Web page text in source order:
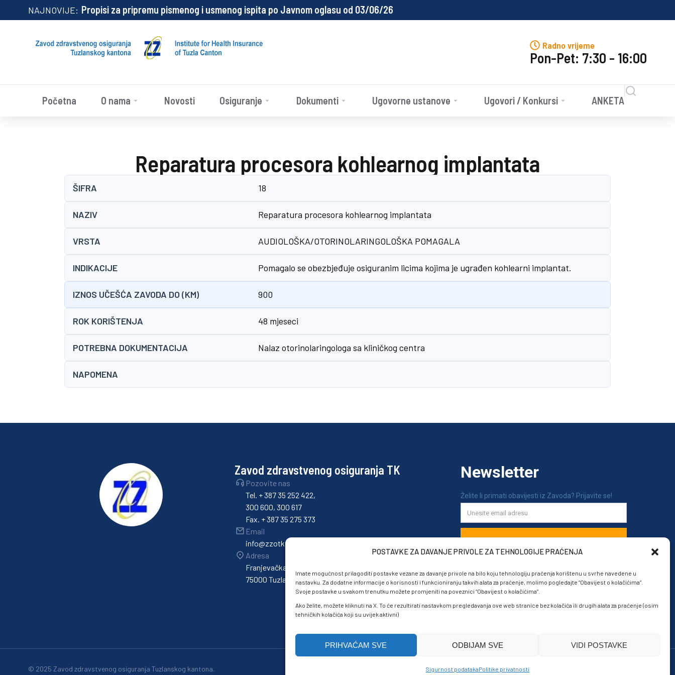
POSTAVKE ZA DAVANJE PRIVOLE ZA TEHNOLOGIJE PRAĆENJA
Imate mogućnost prilagoditi postavke vezane za davanje privole na bilo koju tehnologiju praćenja korištenu u svrhe navedene u
nastavku. Za dodatne informacije o korisnosti i funkcioniranju takvih alata za praćenje, molimo pogledajte “Obavijest o kolačićima”.
Svoje postavke u svakom trenutku možete promjeniti na poveznici “Obavijest o kolačićima”.
Ako želite, možete kliknuti na X. To će rezultirati nastavkom pregledavanja ove web stranice bez kolačića ili drugih alata za praćenje (osim
tehničkih kolačića koji su uvijek aktivni)
PRIHVAĆAM SVE ODBIJAM SVE VIDI POSTAVKE
Sigurnost podatakaPolitike privatnosti
NAJNOVIJE: Propisi za pripremu pismenog i usmenog ispita po Javnom oglasu od 03/06/26
Radno vrijeme
Pon-Pet: 7:30 - 16:00
Početna O nama Novosti Osiguranje Dokumenti Ugovorne ustanove Ugovori / Konkursi ANKETA
Reparatura procesora kohlearnog implantata
ŠIFRA 18
NAZIV Reparatura procesora kohlearnog implantata
VRSTA AUDIOLOŠKA/OTORINOLARINGOLOŠKA POMAGALA
INDIKACIJE Pomagalo se obezbjeđuje osiguranim licima kojima je ugrađen kohlearni implantat.
IZNOS UČEŠĆA ZAVODA DO (KM) 900
ROK KORIŠTENJA 48 mjeseci
POTREBNA DOKUMENTACIJA Nalaz otorinolaringologa sa kliničkog centra
NAPOMENA
Zavod zdravstvenog osiguranja TK
Pozovite nas
Tel. + 387 35 252 422,
300 600, 300 617
Fax. + 387 35 275 373
Email
info@zzotk.ba
Adresa
Franjevačka 36,
75000 Tuzla
© 2025 Zavod zdravstvenog osiguranja Tuzlanskog kantona. Politike privatnosti